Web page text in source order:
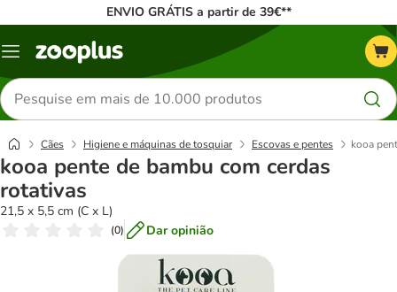
ENVIO GRÁTIS a partir de 39€**
Menu
Pesquisar
produtos
Cães Higiene e máquinas de tosquiar Escovas e pentes kooa
kooa pente de bambu com cerdas
rotativas
21,5 x 5,5 cm (C x L)
(0) Dar opinião